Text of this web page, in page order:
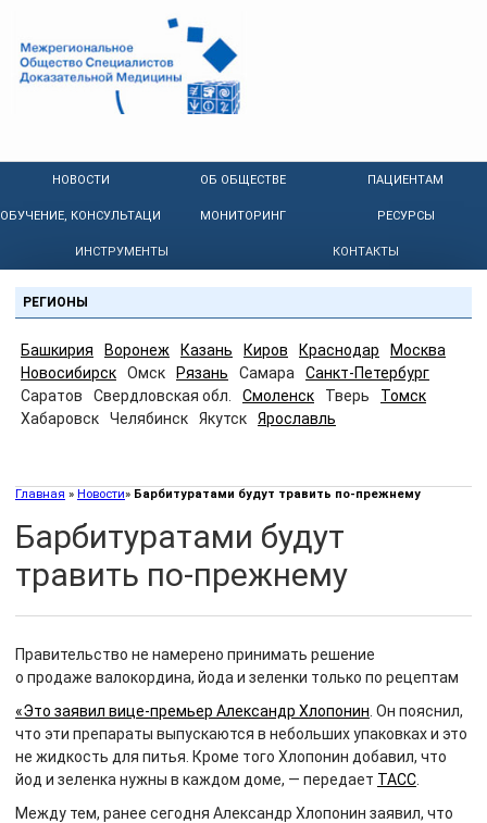
НОВОСТИ ОБ ОБЩЕСТВЕ ПАЦИЕНТАМ
ОБУЧЕНИЕ, КОНСУЛЬТАЦИИ МОНИТОРИНГ РЕСУРСЫ
ИНСТРУМЕНТЫ КОНТАКТЫ
РЕГИОНЫ
Башкирия Воронеж Казань Киров Краснодар
Москва
Новосибирск
Омск Рязань Самара
Санкт-Петербург
Саратов
Свердловская обл. Смоленск Тверь
Томск
Хабаровск
Челябинск Якутск Ярославль
Главная » Новости» Барбитуратами будут травить по-прежнему
Барбитуратами будут
травить по-прежнему
Правительство не намерено принимать решение
о продаже валокордина, йода и зеленки только по рецептам
«Это заявил вице-премьер Александр Хлопонин . Он пояснил,
что эти препараты выпускаются в небольших упаковках и это
не жидкость для питья. Кроме того Хлопонин добавил, что
йод и зеленка нужны в каждом доме, — передает ТАСС
Между тем, ранее сегодня Александр Хлопонин заявил, что